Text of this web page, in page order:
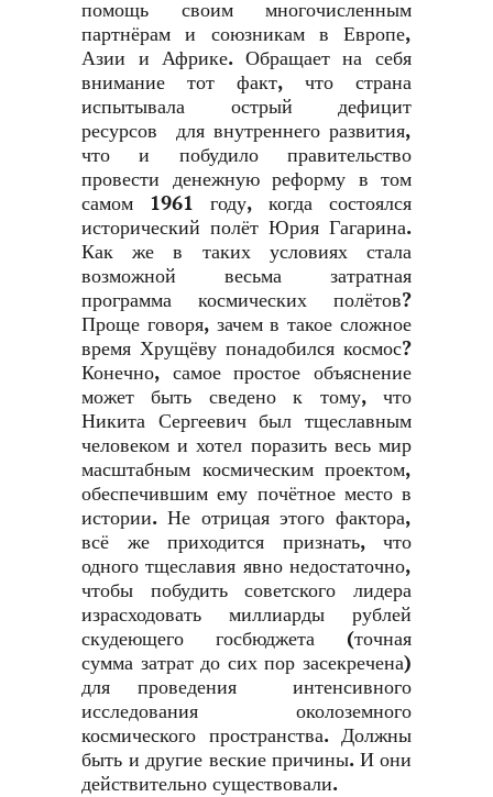
помощь своим многочисленным
партнёрам и союзникам в Европе,
Азии и Африке. Обращает на себя
внимание тот факт, что страна
испытывала острый дефицит
ресурсов для внутреннего развития,
что и побудило правительство
провести денежную реформу в том
самом 1961 году, когда состоялся
исторический полёт Юрия Гагарина.
Как же в таких условиях стала
возможной весьма затратная
программа космических полётов?
Проще говоря, зачем в такое сложное
время Хрущёву понадобился космос?
Конечно, самое простое объяснение
может быть сведено к тому, что
Никита Сергеевич был тщеславным
человеком и хотел поразить весь мир
масштабным космическим проектом,
обеспечившим ему почётное место в
истории. Не отрицая этого фактора,
всё же приходится признать, что
одного тщеславия явно недостаточно,
чтобы побудить советского лидера
израсходовать миллиарды рублей
скудеющего госбюджета (точная
сумма затрат до сих пор засекречена)
для проведения интенсивного
исследования околоземного
космического пространства. Должны
быть и другие веские причины. И они
действительно существовали.